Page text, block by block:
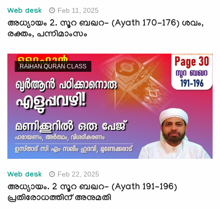
Web desk Feb 11, 2025
അധ്യായം 2. സൂറ ബഖറ- (Ayath 170-176) ശവം,
രക്തം, പന്നിമാംസം
RAIHAN QURAN CLASS
Web desk Feb 22, 2025
അധ്യായം. 2 സൂറ ബഖറ- (Ayath 191-196)
പ്രതിരോധത്തിന് അനുമതി